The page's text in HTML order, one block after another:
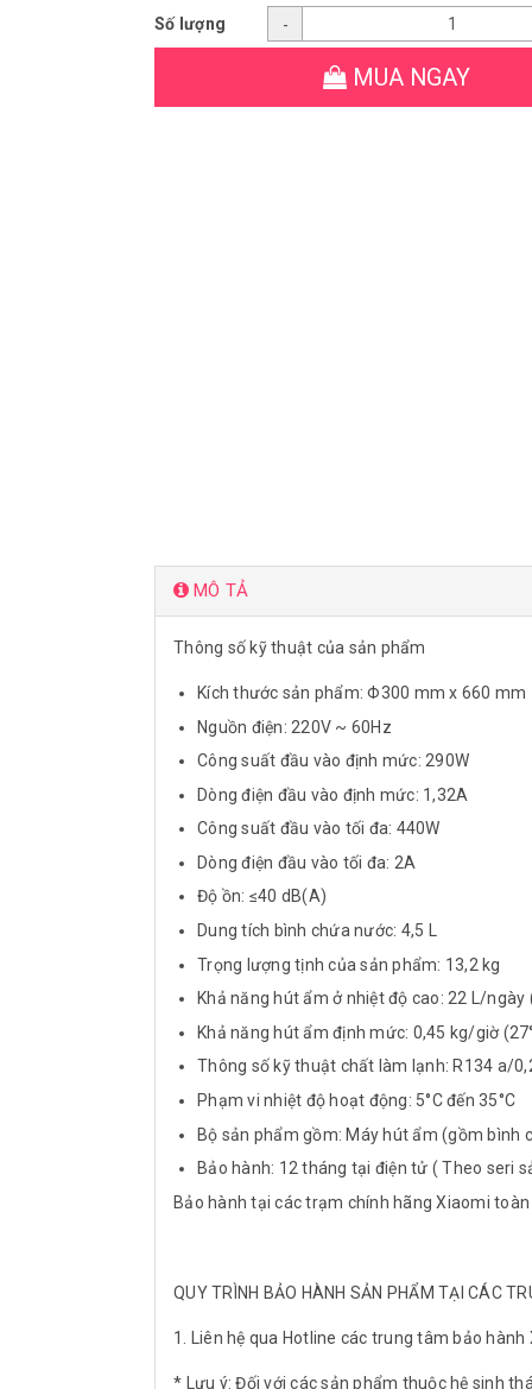
Số lượng -
MUA NGAY
MÔ TẢ
Thông số kỹ thuật của sản phẩm
Kích thước sản phẩm: Φ300 mm x 660 mm
Nguồn điện: 220V ~ 60Hz
Công suất đầu vào định mức: 290W
Dòng điện đầu vào định mức: 1,32A
Công suất đầu vào tối đa: 440W
Dòng điện đầu vào tối đa: 2A
Độ ồn: ≤40 dB(A)
Dung tích bình chứa nước: 4,5 L
Trọng lượng tịnh của sản phẩm: 13,2 kg
Khả năng hút ẩm ở nhiệt độ cao: 22 L/
Khả năng hút ẩm định mức: 0,45 kg/giờ
Thông số kỹ thuật chất làm lạnh: R134 a/
Phạm vi nhiệt độ hoạt động: 5°C đến 35°C
Bộ sản phẩm gồm: Máy hút ẩm (gồm bình
Bảo hành: 12 tháng tại điện tử ( Theo seri
Bảo hành tại các trạm chính hãng Xiaomi
QUY TRÌNH BẢO HÀNH SẢN PHẨM TẠI CÁC
1. Liên hệ qua Hotline các trung tâm bảo
* Lưu ý: Đối với các sản phẩm thuộc hệ sinh